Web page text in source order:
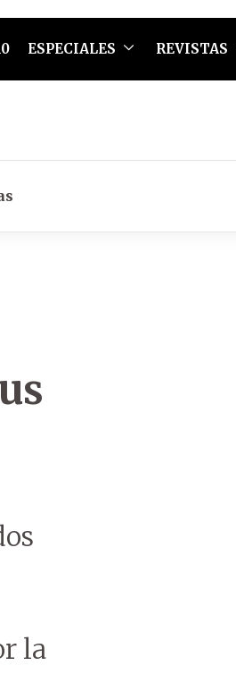
ESPECIALES REVISTAS
la